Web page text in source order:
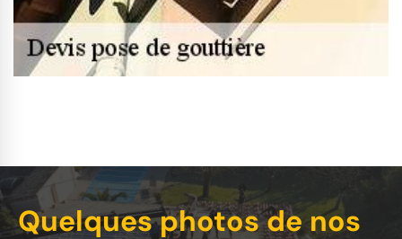
Quelques photos de nos